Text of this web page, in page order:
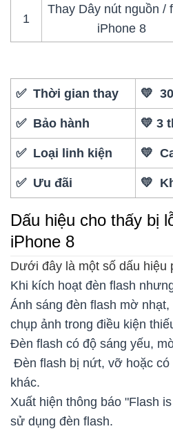
1
Thay Dây nút nguồn /
iPhone 8
✅ Thời gian thay 💛
✅ Bảo hành 💛 3
✅ Loại linh kiện 💛
✅ Ưu đãi 💛
Dấu hiệu cho thấy bị
iPhone 8
Dưới đây là một số dấu hiệu
Khi kích hoạt đèn flash
Ánh sáng đèn flash mờ
chụp ảnh trong điều kiện
Đèn flash có độ sáng yếu,
Đèn flash bị nứt, vỡ hoặc có
khác.
Xuất hiện thông báo "Flash
sử dụng đèn flash.